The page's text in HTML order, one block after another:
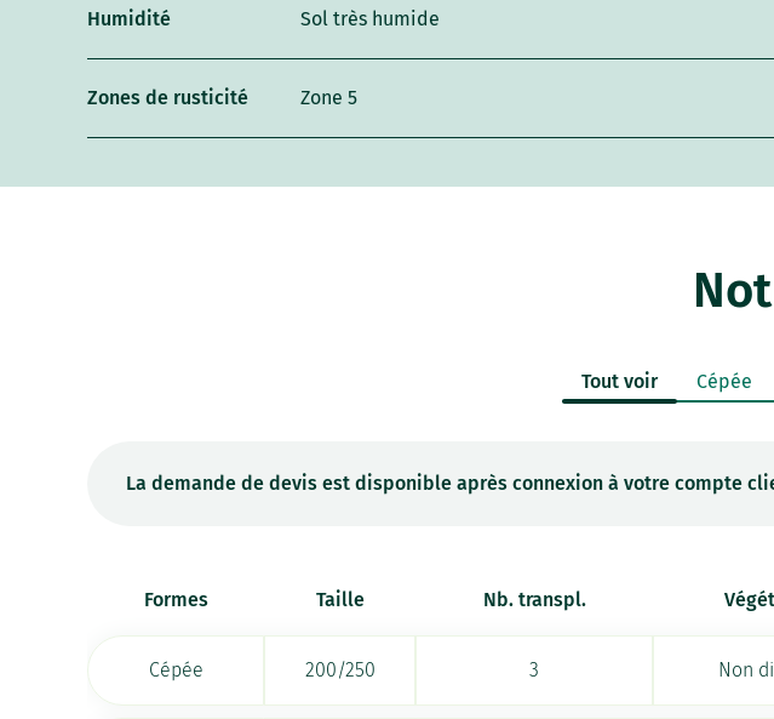
Humidité Sol très humide
Zones de rusticité Zone 5
Tout voir Cépée
La demande de devis est disponible après connexion à votre compte
Formes Taille Nb. transpl.
Cépée 200/250 3 Non